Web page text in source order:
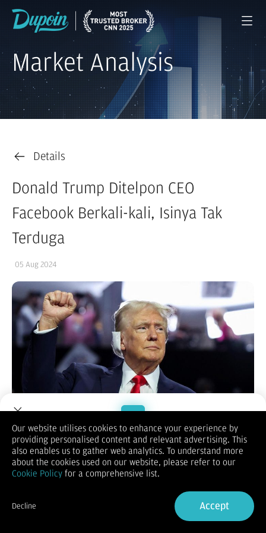
Market Analysis
Details
Donald Trump Ditelpon CEO
Facebook Berkali-kali, Isinya Tak
Terduga
05 Aug 2024
Jakarta, CNBC Indonesia -Donald Trump blak-blakan
mendapat telpon berkali-kali dari CEO Meta (Facebook,
Instagram, WhatsApp) Mark Zuckerberg. Hal ini cukup
mengejutkan, sebab Zuckerberg selama ini dikenal sebagai
sosok yang vokal menentang kandidat presiden asal Republik
Dalam interview bersama Fox, Trump mengatakan belakangan
ini kerap menerima telpon berisi permintaan maaf dari
Zuckerbeg. Pasalnya, sistem Meta AI sempat menyatakan
Welcome to Dupoin.
Trade with a Trusted Broker
Sign in
Our website utilises cookies to enhance your experience by
providing personalised content and relevant advertising. This
also enables us to gather web analytics. To understand more
about the cookies used on our website, please refer to our
Cookie Policy for a comprehensive list.
Decline Accept